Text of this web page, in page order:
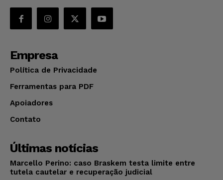
Empresa
Política de Privacidade
Ferramentas para PDF
Apoiadores
Contato
Últimas notícias
Marcello Perino: caso Braskem testa limite entre
tutela cautelar e recuperação judicial